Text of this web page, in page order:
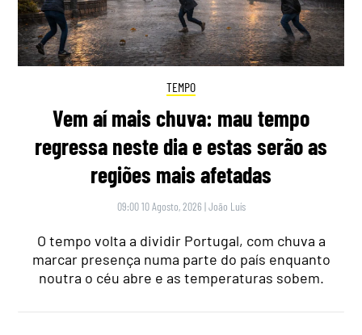
TEMPO
Vem aí mais chuva: mau tempo
regressa neste dia e estas serão as
regiões mais afetadas
09:00 10 Agosto, 2026 |João Luís
O tempo volta a dividir Portugal, com chuva a
marcar presença numa parte do país enquanto
noutra o céu abre e as temperaturas sobem.